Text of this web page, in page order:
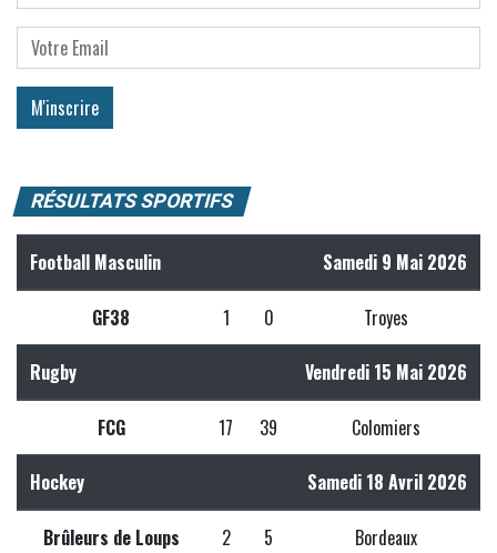
RÉSULTATS SPORTIFS
Football Masculin Samedi 9 Mai 2026
GF38 1 0 Troyes
Rugby Vendredi 15 Mai 2026
FCG 17 39 Colomiers
Hockey Samedi 18 Avril 2026
Brûleurs de Loups 2 5 Bordeaux